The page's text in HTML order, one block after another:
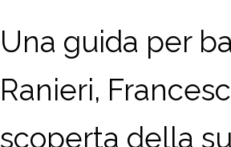
Una guida per
Ranieri,
scoperta della